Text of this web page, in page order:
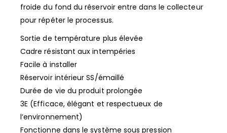
froide du fond du réservoir entre dans le collecteur
pour répéter le processus.
Sortie de température plus élevée
Cadre résistant aux intempéries
Facile à installer
Réservoir intérieur SS/émaillé
Durée de vie du produit prolongée
3E (Efficace, élégant et respectueux de
l’environnement)
Fonctionne dans le système sous pression